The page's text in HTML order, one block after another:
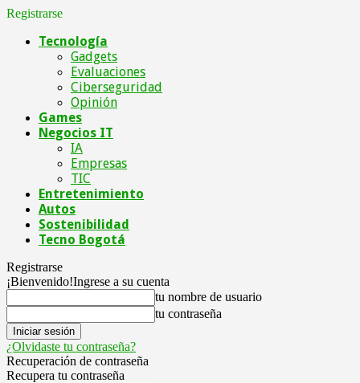
Registrarse
Tecnología
Gadgets
Evaluaciones
Ciberseguridad
Opinión
Games
Negocios IT
IA
Empresas
TIC
Entretenimiento
Autos
Sostenibilidad
Tecno Bogotá
Registrarse
¡Bienvenido!Ingrese a su cuenta
tu nombre de usuario
tu contraseña
¿Olvidaste tu contraseña?
Recuperación de contraseña
Recupera tu contraseña